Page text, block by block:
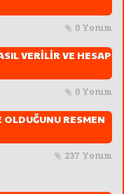
0 Yorum
VERİLİR VE HESAP
0 Yorum
RESMEN
237 Yorum